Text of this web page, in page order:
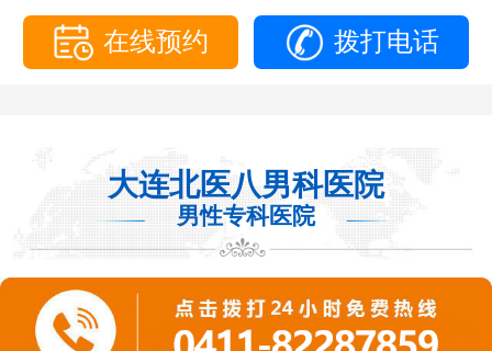
在线预约 拨打电话
大连北医八男科医院
男性专科医院